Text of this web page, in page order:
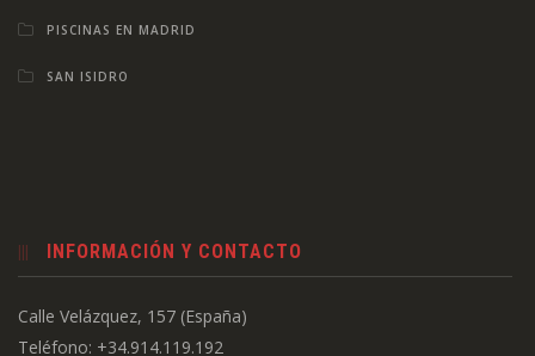
PISCINAS EN MADRID
SAN ISIDRO
INFORMACIÓN Y CONTACTO
Calle Velázquez, 157 (España)
Teléfono: +34.914.119.192